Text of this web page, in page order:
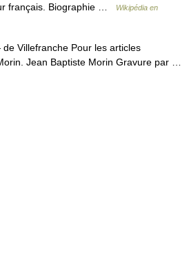
français. Biographie …
Wikipédia en
Villefranche Pour les articles
Jean Baptiste Morin Gravure par …